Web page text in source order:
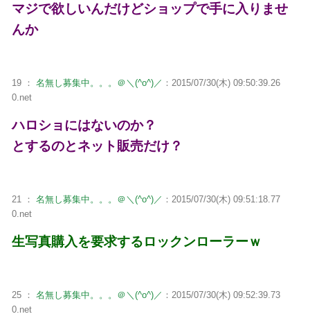
マジで欲しいんだけどショップで手に入りませ
んか
19 ： 名無し募集中。。。＠＼(^o^)／ ：2015/07/30(木) 09:50:39.26
0.net
ハロショにはないのか？
とするのとネット販売だけ？
21 ： 名無し募集中。。。＠＼(^o^)／ ：2015/07/30(木) 09:51:18.77
0.net
生写真購入を要求するロックンローラーｗ
25 ： 名無し募集中。。。＠＼(^o^)／ ：2015/07/30(木) 09:52:39.73
0.net